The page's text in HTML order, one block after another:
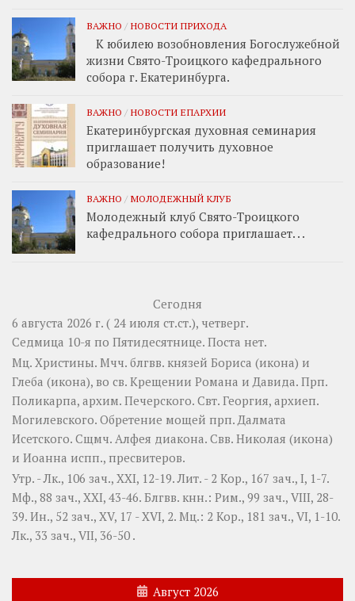
ВАЖНО / НОВОСТИ ПРИХОДА
К юбилею возобновления Богослужебной
жизни Свято-Троицкого кафедрального
собора г. Екатеринбурга.
ВАЖНО / НОВОСТИ ЕПАРХИИ
Екатеринбургская духовная семинария
приглашает получить духовное
образование!
ВАЖНО / МОЛОДЕЖНЫЙ КЛУБ
Молодежный клуб Свято-Троицкого
кафедрального собора приглашает. . .
Сегодня
6 августа 2026 г. ( 24 июля ст.ст.), четверг.
Седмица 10-я по Пятидесятнице. Поста нет.
Мц. Христины. Мчч. блгвв. князей Бориса (икона) и
Глеба (икона), во св. Крещении Романа и Давида. Прп.
Поликарпа, архим. Печерского. Свт. Георгия, архиеп.
Могилевского. Обретение мощей прп.Далмата
Исетского. Сщмч. Алфея диакона. Свв. Николая (икона)
и Иоанна испп., пресвитеров.
Утр. -Лк., 106 зач., XXI, 12-19.Лит. - 2 Кор., 167 зач., I, 1-7.
Мф., 88 зач., XXI, 43-46. Блгвв. кнн.: Рим., 99 зач., VIII, 28-
39. Ин., 52 зач., XV, 17 - XVI, 2. Мц.: 2 Кор., 181 зач., VI, 1-10.
Лк., 33 зач., VII, 36-50 .
Август 2026